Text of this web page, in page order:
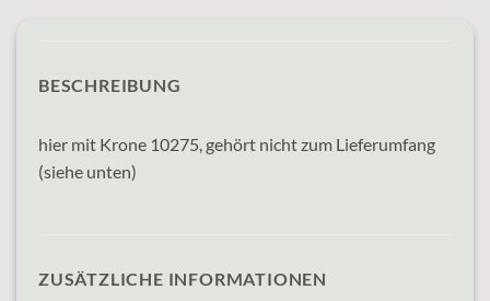
BESCHREIBUNG
hier mit Krone 10275, gehört nicht zum Lieferumfang
(siehe unten)
ZUSÄTZLICHE INFORMATIONEN